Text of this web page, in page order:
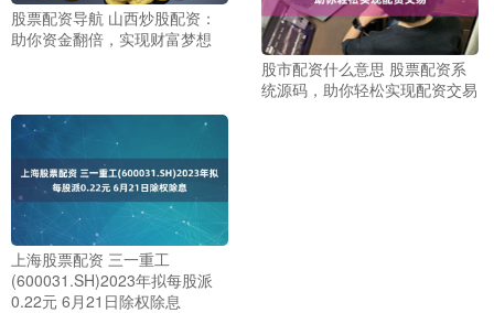
股票配资导航 山西炒股配资：
助你资金翻倍，实现财富梦想
股市配资什么意思 股票配资系
统源码，助你轻松实现配资交易
上海股票配资 三一重工
(600031.SH)2023年拟每股派
0.22元 6月21日除权除息